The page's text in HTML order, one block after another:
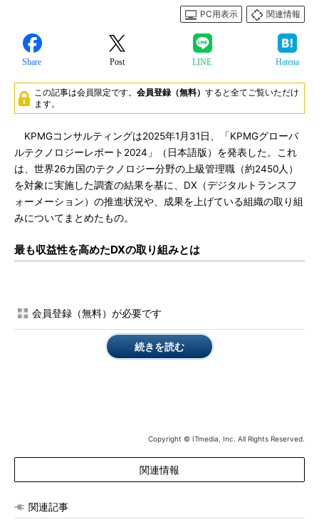
PC用表示
関連情報
Share Post LINE Hatena
この記事は会員限定です。 会員登録（無料） すると全てご覧いただけ
ます。
KPMGコンサルティングは2025年1月31日、「KPMGグローバ
ルテクノロジーレポート2024」（日本語版）を発表した。これ
は、世界26カ国のテクノロジー分野の上級管理職（約2450人）
を対象に実施した調査の結果を基に、DX（デジタルトランスフ
ォーメーション）の推進状況や、成果を上げている組織の取り組
みについてまとめたもの。
最も収益性を高めたDXの取り組みとは
会員登録（無料）が必要です
続きを読む
Copyright © ITmedia, Inc. All Rights Reserved.
関連情報
関連記事